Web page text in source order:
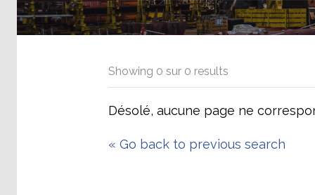
Showing 0sur 0 results
Désolé, aucune page ne
«Go back to previous search